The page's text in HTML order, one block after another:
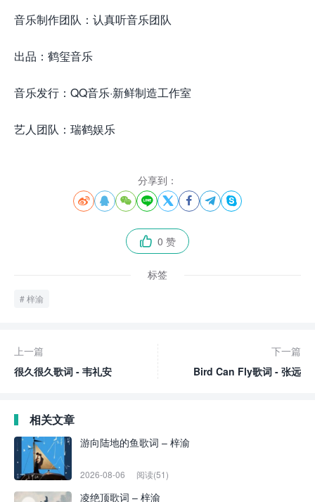
音乐制作团队：认真听音乐团队
出品：鹤玺音乐
音乐发行：QQ音乐·新鲜制造工作室
艺人团队：瑞鹤娱乐
分享到：
       
 0 赞
标签
梓渝
上一篇
很久很久歌词 - 韦礼安
下一篇
Bird Can Fly歌词 - 张远
相关文章
游向陆地的鱼歌词 – 梓渝
2026-08-06 阅读(51)
凌绝顶歌词 – 梓渝